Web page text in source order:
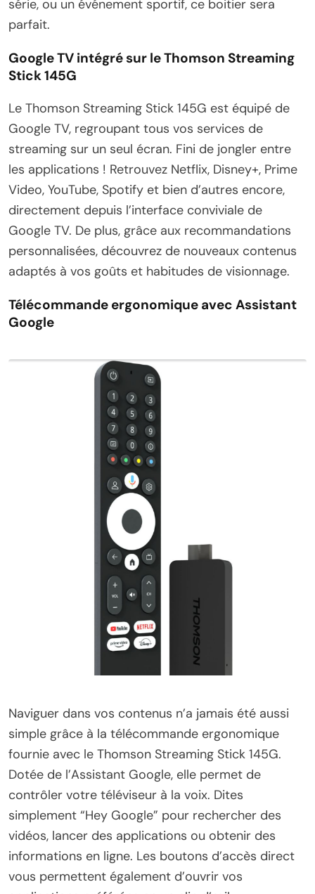
série, ou un événement sportif, ce boitier sera
parfait.
Google TV intégré sur le Thomson Streaming
Stick 145G
Le Thomson Streaming Stick 145G est équipé de
Google TV, regroupant tous vos services de
streaming sur un seul écran. Fini de jongler entre
les applications ! Retrouvez Netflix, Disney+, Prime
Video, YouTube, Spotify et bien d’autres encore,
directement depuis l’interface conviviale de
Google TV. De plus, grâce aux recommandations
personnalisées, découvrez de nouveaux contenus
adaptés à vos goûts et habitudes de visionnage.
Télécommande ergonomique avec Assistant
Google
Naviguer dans vos contenus n’a jamais été aussi
simple grâce à la télécommande ergonomique
fournie avec le Thomson Streaming Stick 145G.
Dotée de l’Assistant Google, elle permet de
contrôler votre téléviseur à la voix. Dites
simplement “Hey Google” pour rechercher des
vidéos, lancer des applications ou obtenir des
informations en ligne. Les boutons d’accès direct
vous permettent également d’ouvrir vos